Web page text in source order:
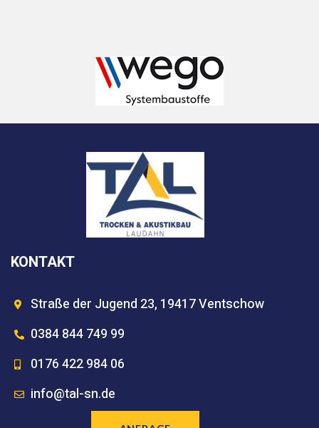
KONTAKT
Straße der Jugend 23, 19417 Ventschow
0384 844 749 99
0176 422 984 06
info@tal-sn.de